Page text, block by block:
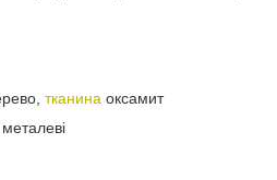
тканина оксамит